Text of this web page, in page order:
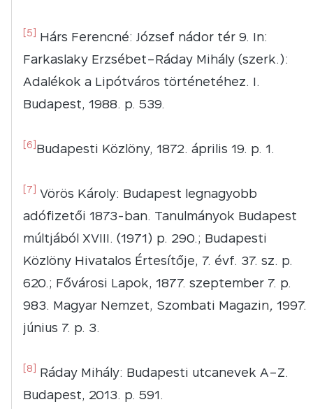
[5]
Hárs Ferencné: József nádor tér 9. In:
Farkaslaky Erzsébet–Ráday Mihály (szerk.):
Adalékok a Lipótváros történetéhez. I.
Budapest, 1988. p. 539.
[6] Budapesti Közlöny, 1872. április 19. p. 1.
[7]
Vörös Károly: Budapest legnagyobb
adófizetői 1873-ban. Tanulmányok Budapest
múltjából XVIII. (1971) p. 290.; Budapesti
Közlöny Hivatalos Értesítője, 7. évf. 37. sz. p.
620.; Fővárosi Lapok, 1877. szeptember 7. p.
983. Magyar Nemzet, Szombati Magazin, 1997.
június 7. p. 3.
[8]
Ráday Mihály: Budapesti utcanevek A–Z.
Budapest, 2013. p. 591.